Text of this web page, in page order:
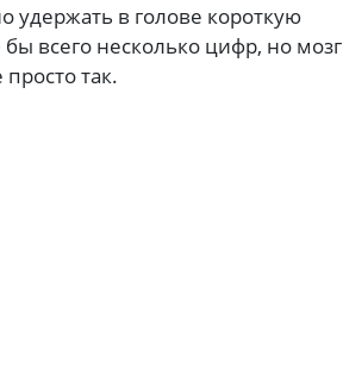
в голове короткую
бы всего несколько цифр, но мозг
так.